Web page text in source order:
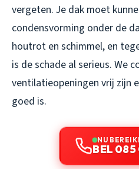
vergeten. Je dak moet
condensvorming onder de
houtrot en schimmel, en
is de schade al serieus. We
ventilatieopeningen vrij zijn
goed is.
NU
BEL 085